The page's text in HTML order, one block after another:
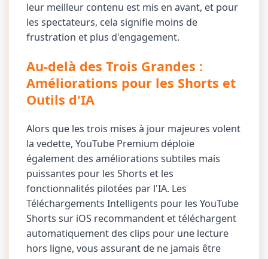
leur meilleur contenu est mis en avant, et pour
les spectateurs, cela signifie moins de
frustration et plus d'engagement.
Au-delà des Trois Grandes :
Améliorations pour les Shorts et
Outils d'IA
Alors que les trois mises à jour majeures volent
la vedette, YouTube Premium déploie
également des améliorations subtiles mais
puissantes pour les Shorts et les
fonctionnalités pilotées par l'IA. Les
Téléchargements Intelligents pour les YouTube
Shorts sur iOS recommandent et téléchargent
automatiquement des clips pour une lecture
hors ligne, vous assurant de ne jamais être